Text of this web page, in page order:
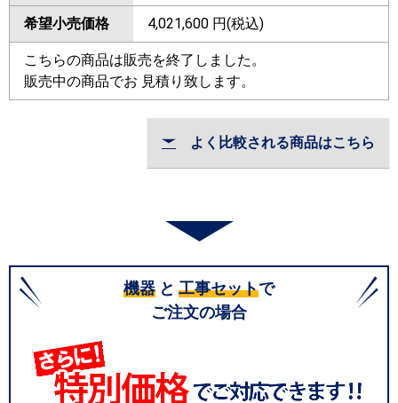
希望小売価格 4,021,600 円(税込)
こちらの商品は販売を終了しました。
販売中の商品でお 見積り致します。
よく比較される商品はこちら
機器 と 工事セットで
ご注文の場合